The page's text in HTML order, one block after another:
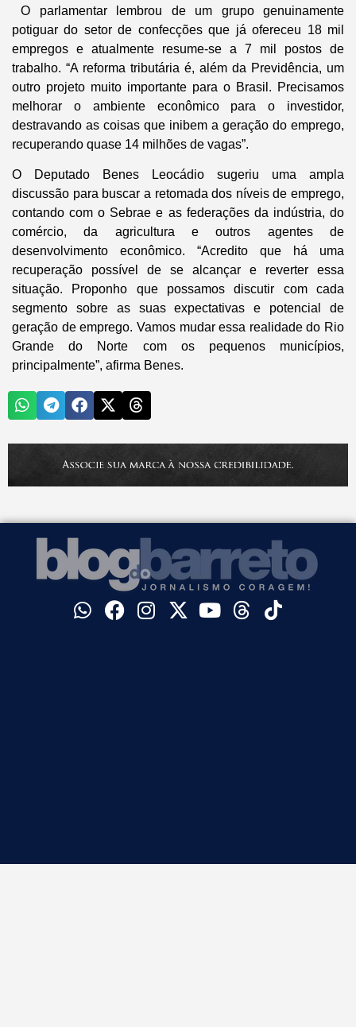
O parlamentar lembrou de um grupo genuinamente
potiguar do setor de confecções que já ofereceu 18 mil
empregos e atualmente resume-se a 7 mil postos de
trabalho. “A reforma tributária é, além da Previdência, um
outro projeto muito importante para o Brasil. Precisamos
melhorar o ambiente econômico para o investidor,
destravando as coisas que inibem a geração do emprego,
recuperando quase 14 milhões de vagas”.
O Deputado Benes Leocádio sugeriu uma ampla
discussão para buscar a retomada dos níveis de emprego,
contando com o Sebrae e as federações da indústria, do
comércio, da agricultura e outros agentes de
desenvolvimento econômico. “Acredito que há uma
recuperação possível de se alcançar e reverter essa
situação. Proponho que possamos discutir com cada
segmento sobre as suas expectativas e potencial de
geração de emprego. Vamos mudar essa realidade do Rio
Grande do Norte com os pequenos municípios,
principalmente”, afirma Benes.